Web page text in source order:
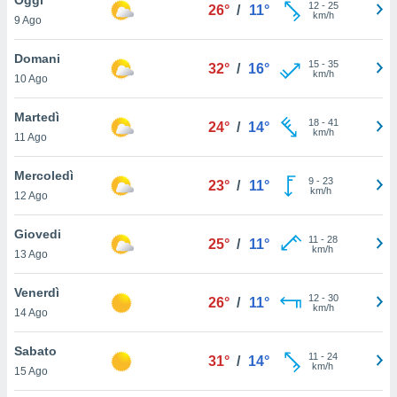
è
al sito
di
ci
di
il
un
la
nella
9 Ago
26° / 11° 12- 25
km/h
Domani
10 Ago
32° / 16° 15- 35
km/h
Martedì
11 Ago
24° / 14° 18- 41
km/h
Mercoledì
12 Ago
23° / 11° 9- 23
km/h
Giovedi
13 Ago
25° / 11° 11 - 28
km/h
Venerdì
14 Ago
26° / 11° 12- 30
km/h
Sabato
15 Ago
31° / 14° 11 - 24
km/h